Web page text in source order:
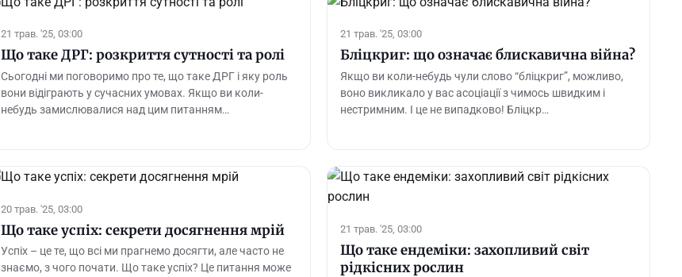
21 трав. '25, 03:00
Що таке ДРГ: розкриття сутності та ролі
Сьогодні ми поговоримо про те, що таке ДРГ і яку роль
вони відіграють у сучасних умовах. Якщо ви коли-
небудь замислювалися над цим питанням…
21 трав. '25, 03:00
Бліцкриг: що означає блискавична війна?
Якщо ви коли-небудь чули слово “бліцкриг”, можливо,
воно викликало у вас асоціації з чимось швидким і
нестримним. І це не випадково! Бліцкр…
20 трав. '25, 03:00
Що таке успіх: секрети досягнення мрій
Успіх – це те, що всі ми прагнемо досягти, але часто не
знаємо, з чого почати. Що таке успіх? Це питання може
21 трав. '25, 03:00
Що таке ендеміки: захопливий світ
рідкісних рослин